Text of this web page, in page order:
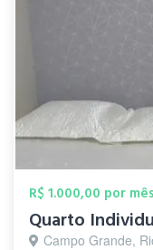
R$ 1.000,00 por mês
Quarto
Campo Grande,